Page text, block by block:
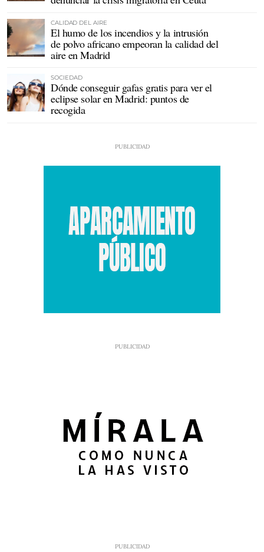
CALIDAD DEL AIRE
El humo de los incendios y la intrusión
de polvo africano empeoran la calidad del
aire en Madrid
SOCIEDAD
Dónde conseguir gafas gratis para ver el
eclipse solar en Madrid: puntos de
recogida